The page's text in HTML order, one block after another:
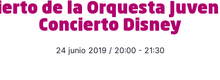
de la Orquesta
Concierto Disney
24 junio 2019 / 20:00 - 21:30